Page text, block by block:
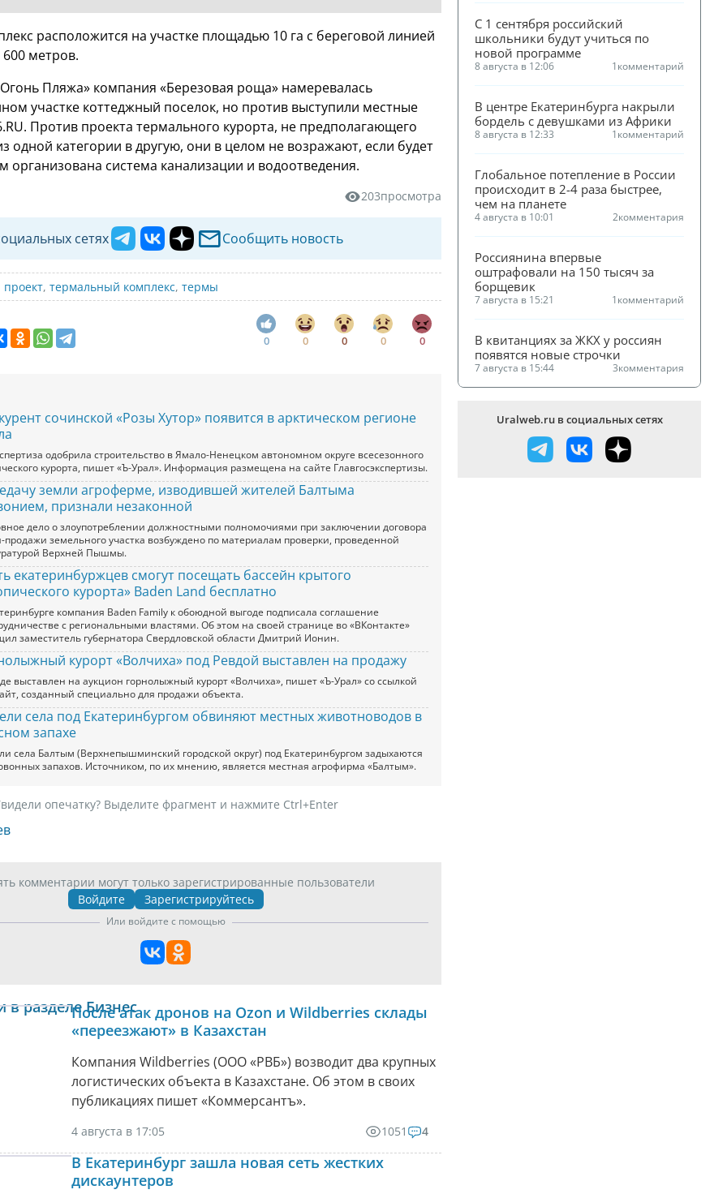
расположится на участке площадью 10 га с береговой линией
метров.
Пляжа» компания «Березовая роща» намеревалась
участке коттеджный поселок, но против выступили местные
Против проекта термального курорта, не предполагающего
одной категории в другую, они в целом не возражают, если будет
система канализации и водоотведения.
203просмотра
сетях Сообщить новость
проект, термальный комплекс, термы
0 0 0 0 0
сочинской «Розы Хутор» появится в арктическом регионе
одобрила строительство в Ямало-Ненецком автономном округе всесезонного
курорта, пишет «Ъ-Урал». Информация размещена на сайте Главгосэкспертизы.
земли агроферме, изводившей жителей Балтыма
признали незаконной
дело о злоупотреблении должностными полномочиями при заключении договора
продажи земельного участка возбуждено по материалам проверки, проведенной
Верхней Пышмы.
екатеринбуржцев смогут посещать бассейн крытого
курорта» Baden Land бесплатно
компания Baden Family к обоюдной выгоде подписала соглашение
с региональными властями. Об этом на своей странице во «ВКонтакте»
заместитель губернатора Свердловской области Дмитрий Ионин.
курорт «Волчиха» под Ревдой выставлен на продажу
выставлен на аукцион горнолыжный курорт «Волчиха», пишет «Ъ-Урал» со ссылкой
созданный специально для продажи объекта.
села под Екатеринбургом обвиняют местных животноводов в
запахе
села Балтым (Верхнепышминский городской округ) под Екатеринбургом задыхаются
запахов. Источником, по их мнению, является местная агрофирма «Балтым».
опечатку? Выделите фрагмент и нажмите Ctrl+Enter
комментарии могут только зарегистрированные пользователи
Войдите
Зарегистрируйтесь
Или войдите с помощью
в разделе Бизнес
После атак дронов на Ozon и Wildberries склады
«переезжают» в Казахстан
Компания Wildberries (ООО «РВБ») возводит два крупных
логистических объекта в Казахстане. Об этом в своих
публикациях пишет «Коммерсантъ».
4 августа в 17:05 1051 4
В Екатеринбург зашла новая сеть жестких
дискаунтеров
С 1 сентября российский
школьники будут учиться по
новой программе
8 августа в 12:06 1комментарий
В центре Екатеринбурга накрыли
бордель с девушками из Африки
8 августа в 12:33 1комментарий
Глобальное потепление в России
происходит в 2-4 раза быстрее,
чем на планете
4 августа в 10:01 2комментария
Россиянина впервые
оштрафовали на 150 тысяч за
борщевик
7 августа в 15:21 1комментарий
В квитанциях за ЖКХ у россиян
появятся новые строчки
7 августа в 15:44 3комментария
Uralweb.ru в социальных сетях